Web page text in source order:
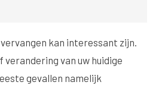
kan interessant zijn.
van uw huidige
gevallen namelijk